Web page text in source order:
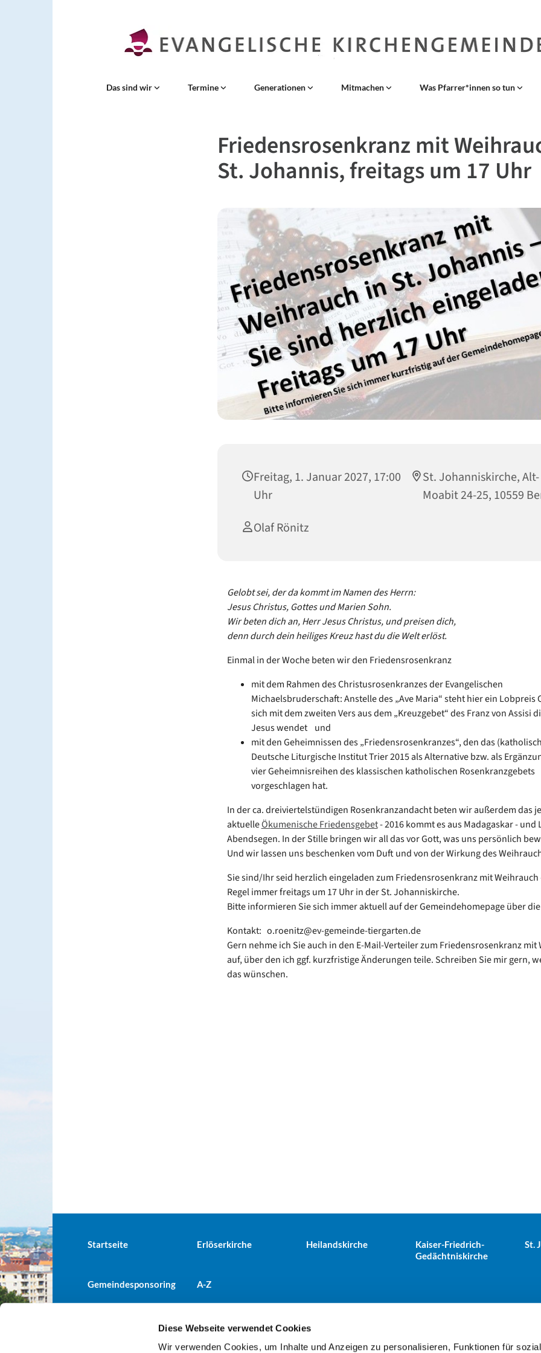
Diese Webseite verwendet Cookies
Wir verwenden Cookies, um Inhalte und Anzeigen zu personalisieren, Funktionen für
Das sind wir Termine Generationen Mitmachen Was Pfarrer*innen so tun
Friedensrosenkranz mit
St. Johannis, freitags um 17 Uhr
Freitag, 1. Januar 2027, 17:00
Uhr
St. Johanniskirche, Alt-
Moabit 24-25, 10559
Olaf Rönitz
Gelobt sei, der da kommt im Namen des Herrn:
Jesus Christus, Gottes und Marien Sohn.
Wir beten dich an, Herr Jesus Christus, und preisen dich,
denn durch dein heiliges Kreuz hast du die Welt erlöst.
Einmal in der Woche beten wir den Friedensrosenkranz
mit dem Rahmen des Christusrosenkranzes der Evangelischen
Michaelsbruderschaft: Anstelle des „Ave Maria“ steht hier ein Lobpreis
sich mit dem zweiten Vers aus dem „Kreuzgebet“ des Franz von Assisi
Jesus wendet und
mit den Geheimnissen des „Friedensrosenkranzes“, den das
Deutsche Liturgische Institut Trier 2015 als Alternative bzw. als
vier Geheimnisreihen des klassischen katholischen Rosenkranzgebets
vorgeschlagen hat.
In der ca. dreiviertelstündigen Rosenkranzandacht beten wir außerdem das
aktuelleÖkumenische Friedensgebet- 2016 kommt es aus Madagaskar - und
Abendsegen. In der Stille bringen wir all das vor Gott, was uns persönlich
Und wir lassen uns beschenken vom Duft und von der Wirkung des
Sie sind/Ihr seid herzlich eingeladen zum Friedensrosenkranz mit Weihrauch
Regel immer freitags um 17 Uhr in der St. Johanniskirche.
Bitte informieren Sie sich immer aktuell auf der Gemeindehomepage über
Kontakt: o.roenitz@ev-gemeinde-tiergarten.de
Gern nehme ich Sie auch in den E-Mail-Verteiler zum Friedensrosenkranz mit
auf, über den ich ggf. kurzfristige Änderungen teile. Schreiben Sie mir gern,
das wünschen.
Startseite Erlöserkirche Heilandskirche
Kaiser-Friedrich-
Gedächtniskirche
St.
Gemeindesponsoring A-Z
Evangelische Kirchengemeinde Tiergarten · Alt-Moabit 25, 10559 Berlin+49303943498 